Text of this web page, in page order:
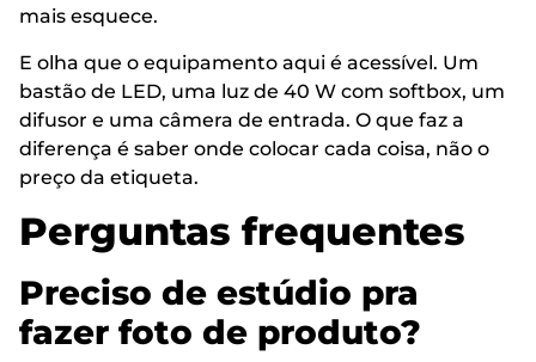
mais esquece.
E olha que o equipamento aqui é acessível. Um
bastão de LED, uma luz de 40 W com softbox, um
difusor e uma câmera de entrada. O que faz a
diferença é saber onde colocar cada coisa, não o
preço da etiqueta.
Perguntas frequentes
Preciso de estúdio pra
fazer foto de produto?